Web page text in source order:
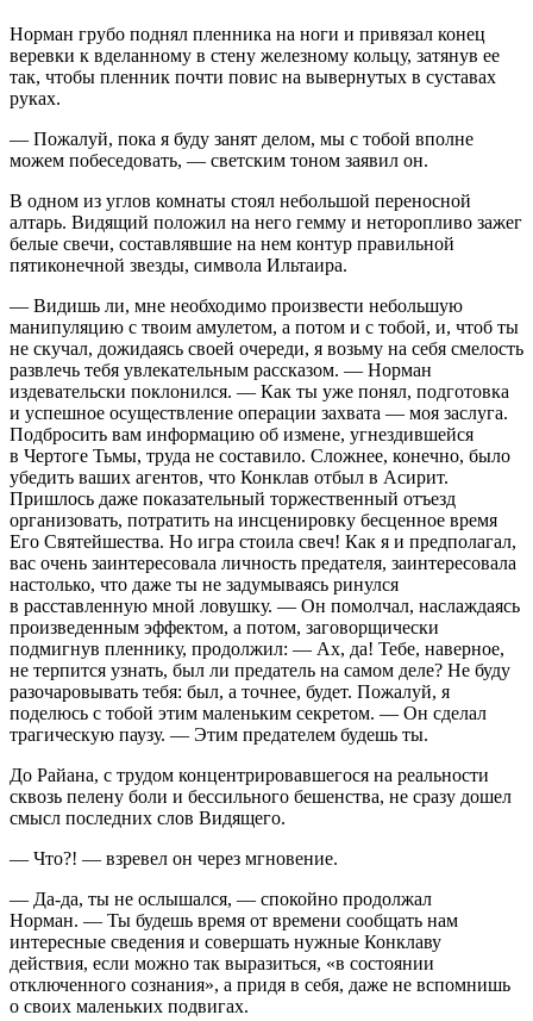
Норман грубо поднял пленника на ноги и привязал конец
веревки к вделанному в стену железному кольцу, затянув ее
так, чтобы пленник почти повис на вывернутых в суставах
руках.
— Пожалуй, пока я буду занят делом, мы с тобой вполне
можем побеседовать, — светским тоном заявил он.
В одном из углов комнаты стоял небольшой переносной
алтарь. Видящий положил на него гемму и неторопливо зажег
белые свечи, составлявшие на нем контур правильной
пятиконечной звезды, символа Ильтаира.
— Видишь ли, мне необходимо произвести небольшую
манипуляцию с твоим амулетом, а потом и с тобой, и, чтоб ты
не скучал, дожидаясь своей очереди, я возьму на себя смелость
развлечь тебя увлекательным рассказом. — Норман
издевательски поклонился. — Как ты уже понял, подготовка
и успешное осуществление операции захвата — моя заслуга.
Подбросить вам информацию об измене, угнездившейся
в Чертоге Тьмы, труда не составило. Сложнее, конечно, было
убедить ваших агентов, что Конклав отбыл в Асирит.
Пришлось даже показательный торжественный отъезд
организовать, потратить на инсценировку бесценное время
Его Святейшества. Но игра стоила свеч! Как я и предполагал,
вас очень заинтересовала личность предателя, заинтересовала
настолько, что даже ты не задумываясь ринулся
в расставленную мной ловушку. — Он помолчал, наслаждаясь
произведенным эффектом, а потом, заговорщически
подмигнув пленнику, продолжил: — Ах, да! Тебе, наверное,
не терпится узнать, был ли предатель на самом деле? Не буду
разочаровывать тебя: был, а точнее, будет. Пожалуй, я
поделюсь с тобой этим маленьким секретом. — Он сделал
трагическую паузу. — Этим предателем будешь ты.
До Райана, с трудом концентрировавшегося на реальности
сквозь пелену боли и бессильного бешенства, не сразу дошел
смысл последних слов Видящего.
— Что?! — взревел он через мгновение.
— Да-да, ты не ослышался, — спокойно продолжал
Норман. — Ты будешь время от времени сообщать нам
интересные сведения и совершать нужные Конклаву
действия, если можно так выразиться, «в состоянии
отключенного сознания», а придя в себя, даже не вспомнишь
о своих маленьких подвигах.